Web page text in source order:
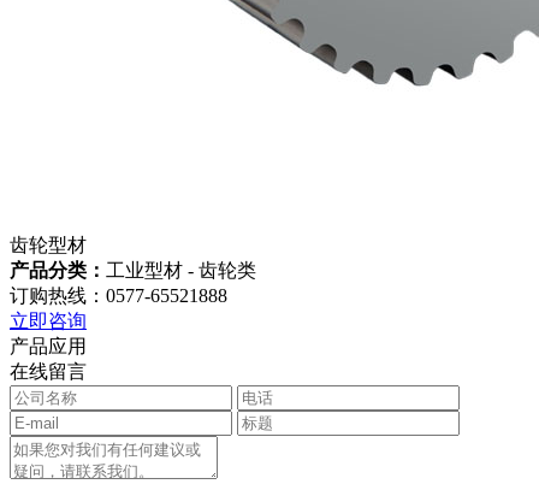
齿轮型材
产品分类： 工业型材 - 齿轮类
订购热线：0577-65521888
立即咨询
产品应用
在线留言